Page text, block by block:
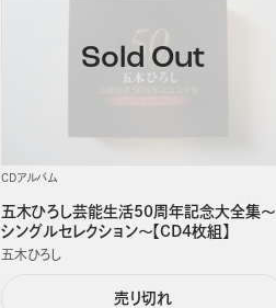
CDアルバム
五木ひろし芸能生活50周年記念大全集～
シングルセレクション～【CD4枚組】
五木ひろし
売り切れ